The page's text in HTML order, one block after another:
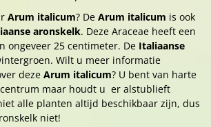
Arum italicum? De Arum italicum is ook
aronskelk. Deze Araceae heeft een
ongeveer 25 centimeter. De Italiaanse
Wilt u meer informatie
deze Arum italicum? U bent van harte
maar houdt u er alstublieft
alle planten altijd beschikbaar zijn, dus
niet!